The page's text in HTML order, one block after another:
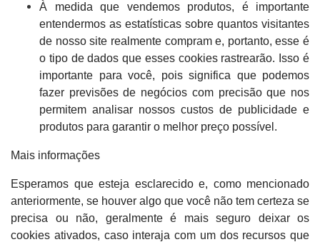
À medida que vendemos produtos, é importante
entendermos as estatísticas sobre quantos visitantes
de nosso site realmente compram e, portanto, esse é
o tipo de dados que esses cookies rastrearão. Isso é
importante para você, pois significa que podemos
fazer previsões de negócios com precisão que nos
permitem analisar nossos custos de publicidade e
produtos para garantir o melhor preço possível.
Mais informações
Esperamos que esteja esclarecido e, como mencionado
anteriormente, se houver algo que você não tem certeza se
precisa ou não, geralmente é mais seguro deixar os
cookies ativados, caso interaja com um dos recursos que